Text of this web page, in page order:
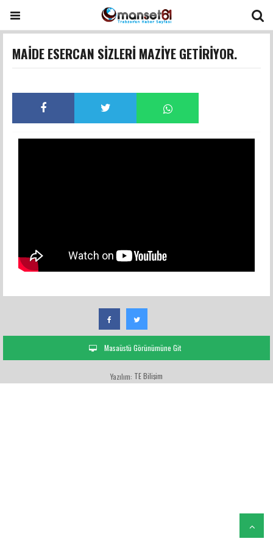
MAİDE ESERCAN SİZLERİ MAZİYE GETİRİYOR.
Masaüstü Görünümüne Git
Yazılım: TE Bilişim